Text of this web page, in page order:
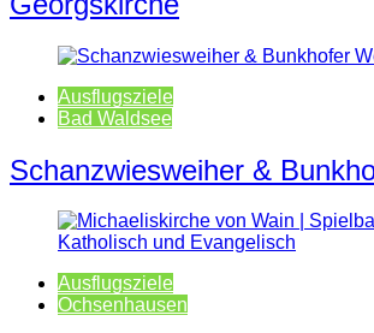
Ausflugsziele
Bad Waldsee
Schanzwiesweiher &
Ausflugsziele
Ochsenhausen